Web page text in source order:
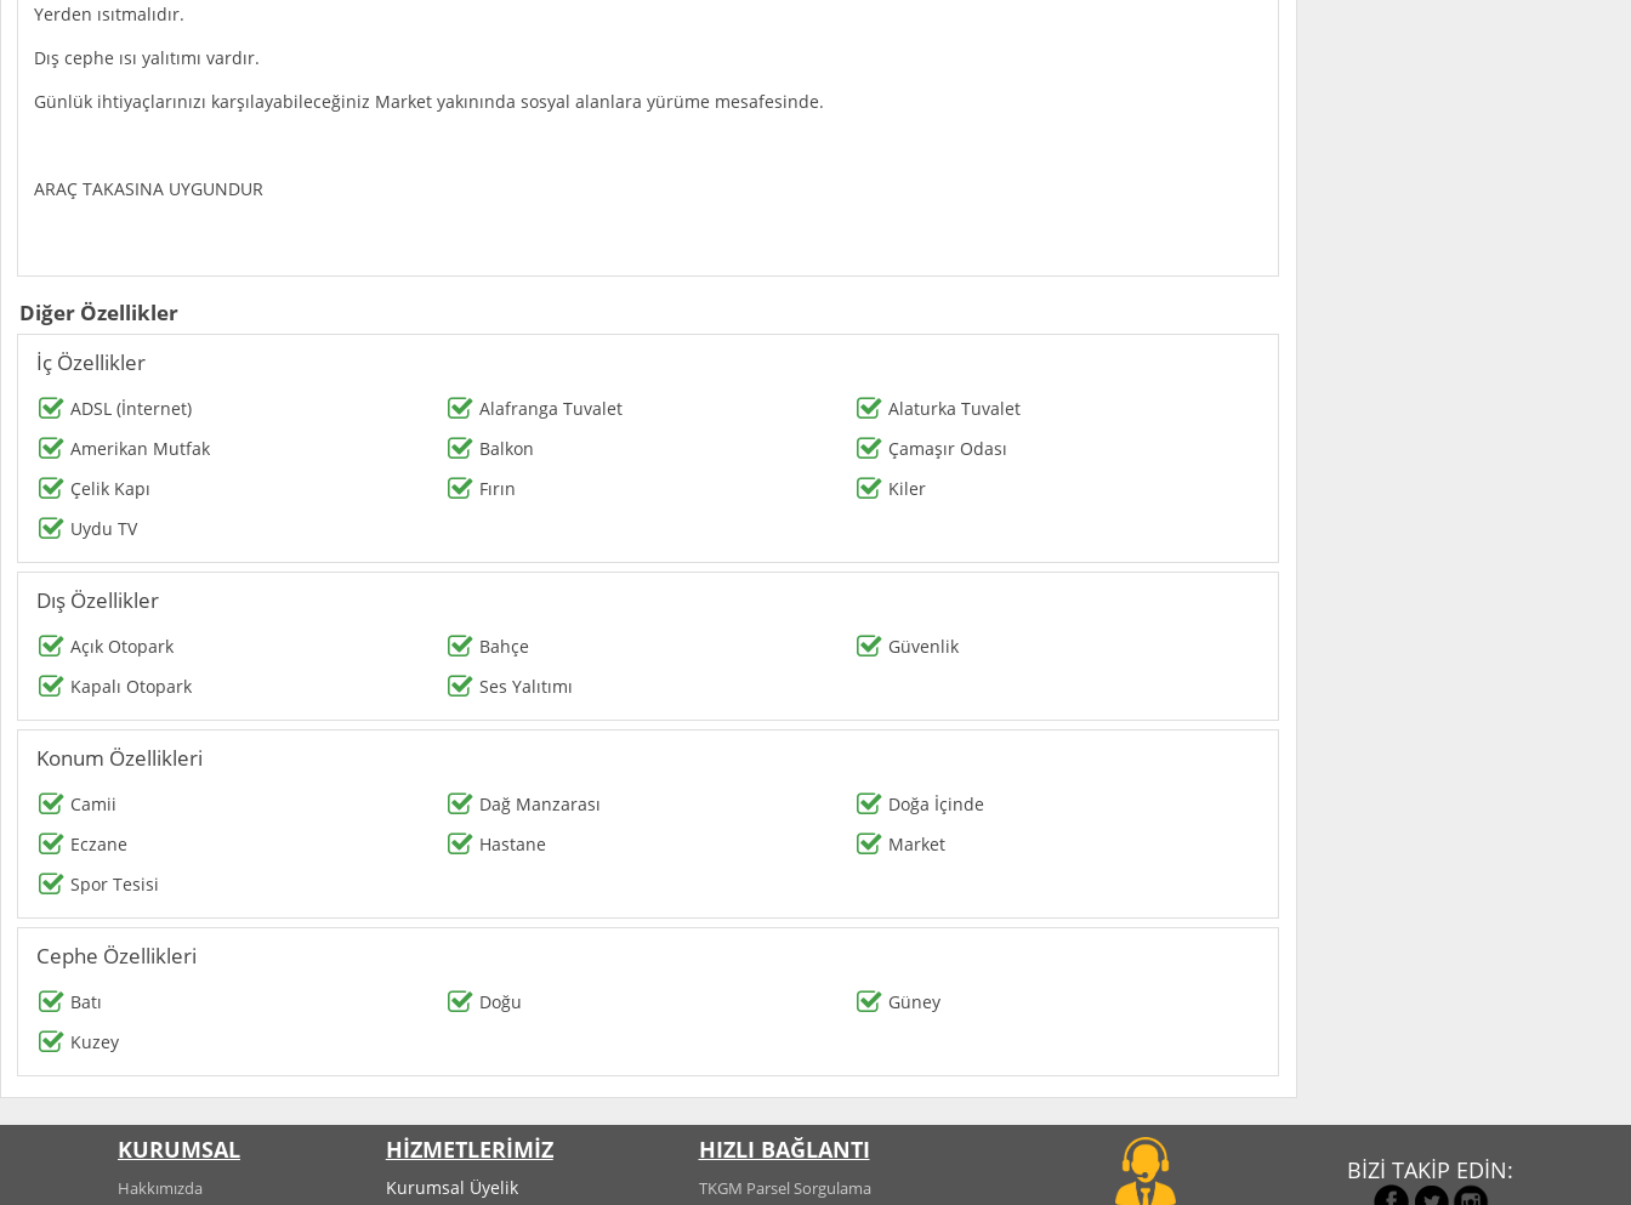
Yerden ısıtmalıdır.
Dış cephe ısı yalıtımı vardır.
Günlük ihtiyaçlarınızı karşılayabileceğiniz Market yakınında sosyal alanlara yürüme mesafesinde.
ARAÇ TAKASINA UYGUNDUR​
Diğer Özellikler
İç Özellikler
ADSL (İnternet) Alafranga Tuvalet
Alaturka Tuvalet
Amerikan Mutfak
Balkon
Çamaşır Odası
Çelik Kapı
Fırın
Kiler
Uydu TV
Dış Özellikler
Açık Otopark Bahçe
Güvenlik
Kapalı Otopark
Ses Yalıtımı
Konum Özellikleri
Camii Dağ Manzarası
Doğa İçinde
Eczane
Hastane
Market
Spor Tesisi
Cephe Özellikleri
Batı Doğu
Güney
Kuzey
KURUMSAL
Hakkımızda
HİZMETLERİMİZ
Kurumsal Üyelik
HIZLI BAĞLANTI
TKGM Parsel Sorgulama
BİZİ TAKİP EDİN: